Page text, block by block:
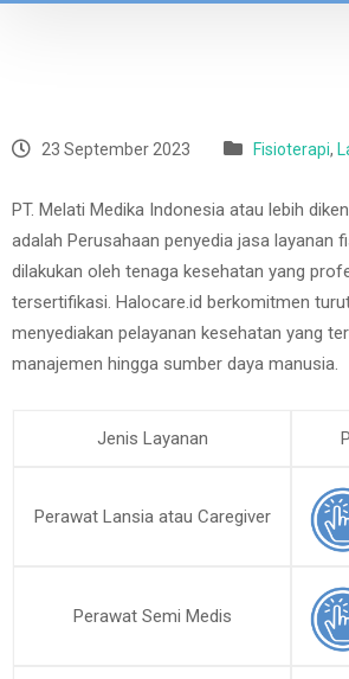
23 September 2023 Fisioterapi,
PT. Melati Medika Indonesia atau lebih
adalah Perusahaan penyedia jasa layanan
dilakukan oleh tenaga kesehatan yang
tersertifikasi. Halocare.id berkomitmen
menyediakan pelayanan kesehatan yang
manajemen hingga sumber daya manusia.
Jenis Layanan
Perawat Lansia atau Caregiver
Perawat Semi Medis